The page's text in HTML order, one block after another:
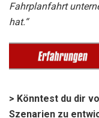
Fahrplanfahrt
hat.“
> Könntest du dir
Szenarien zu